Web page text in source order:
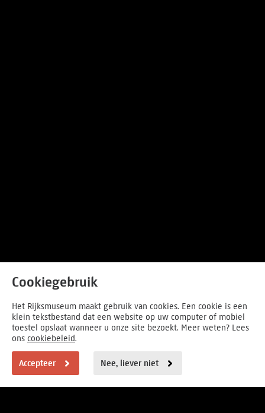
Cookiegebruik
Het Rijksmuseum maakt gebruik van cookies. Een cookie is een
klein tekstbestand dat een website op uw computer of mobiel
toestel opslaat wanneer u onze site bezoekt. Meer weten? Lees
ons cookiebeleid.
Accepteer Nee, liever niet